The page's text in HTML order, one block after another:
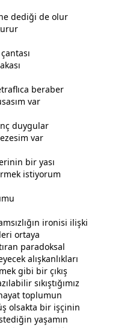
dediği de olur
beraber
var
duygular
var
bir yası
istiyorum
ironisi ilişki
ortaya
paradoksal
alışkanlıkları
gibi bir çıkış
sıkıştığımız
toplumun
olsakta bir işçinin
yaşamın